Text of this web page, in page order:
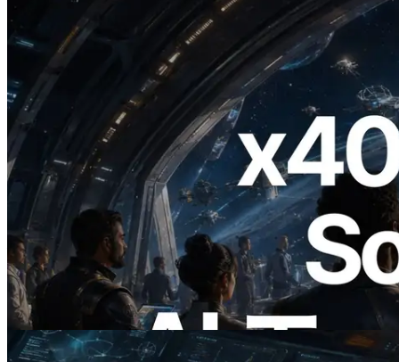
2026.07.04
ERPC、x402 決済対応の Solana RPC を
公開 — AI エージェントが必要な API
にその場で支払う時代の幕開け
この記事を読む